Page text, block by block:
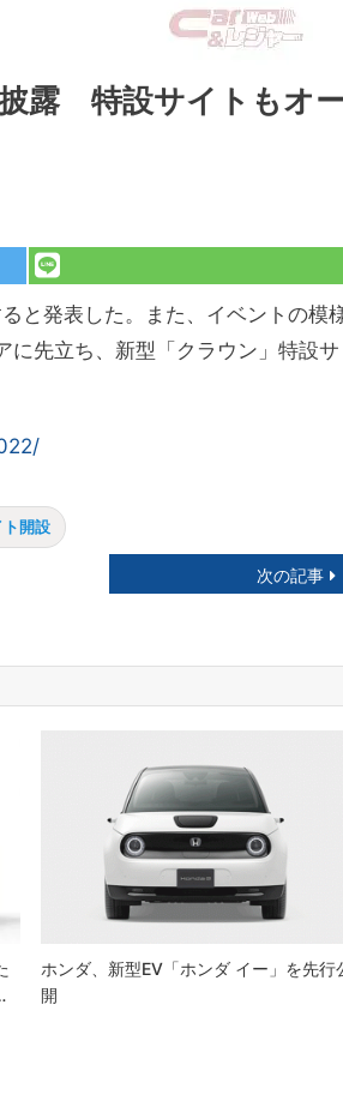
披露 特設サイトもオ
と発表した。また、イベントの模
先立ち、新型「クラウン」特設サ
開設
次の記事
ホンダ、新型EV「ホンダ イー」を先行
開